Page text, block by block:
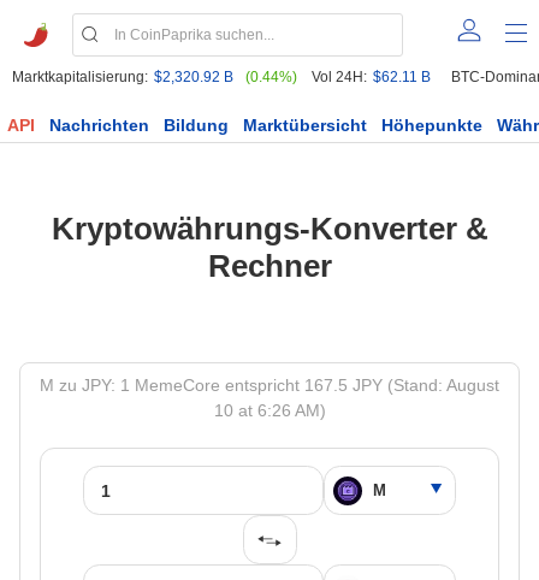
Marktkapitalisierung: $2,320.92 B (0.44%) Vol 24H: $62.11 B BTC-
API Nachrichten Bildung Marktübersicht Höhepunkte
Kryptowährungs-Konverter &
Rechner
M zu JPY: 1 MemeCore entspricht 167.5 JPY (Stand: August
10 at 6:26 AM)